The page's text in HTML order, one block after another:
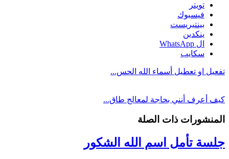
تويتر
فيسبوك
بينتيريست
ينكدين
ال WhatsApp
سكايب
تفعيل او تعطيل أسماء الله الحس...
كيف أعرف أنني بحاجة لمعالج طاق...
المنشورات ذات الصلة
جلسة تأمل اسم الله الشكور